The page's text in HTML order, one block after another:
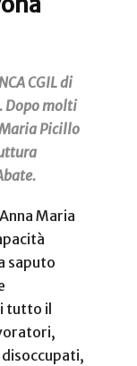
CGIL di
Dopo molti
Picillo
Maria
saputo
tutto il